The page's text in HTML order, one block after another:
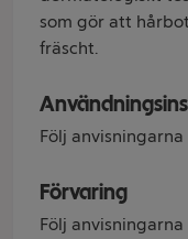
som gör att
fräscht.
Följ
Förvaring
Följ